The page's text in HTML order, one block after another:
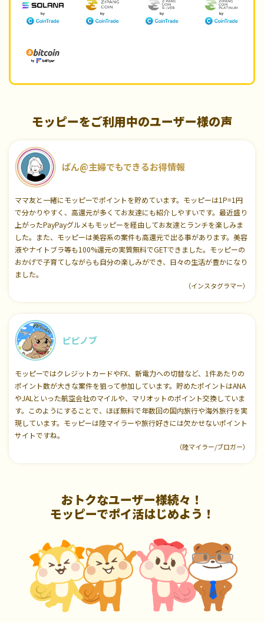
モッピーをご利用中のユーザー様の声
ぱん@主婦でもできるお得情報
ママ友と一緒にモッピーでポイントを貯めています。モッピーは1P=1円
で分かりやすく、高還元が多くてお友達にも紹介しやすいです。最近盛り
上がったPayPayグルメもモッピーを経由してお友達とランチを楽しみま
した。また、モッピーは美容系の案件も高還元で出る事があります。美容
液やナイトブラ等も100%還元の実質無料でGETできました。モッピーの
おかげで子育てしながらも自分の楽しみができ、日々の生活が豊かになり
ました。
（インスタグラマー）
ピピノブ
モッピーではクレジットカードやFX、新電力への切替など、1件あたりの
ポイント数が大きな案件を狙って参加しています。貯めたポイントはANA
やJALといった航空会社のマイルや、マリオットのポイント交換していま
す。このようにすることで、ほぼ無料で年数回の国内旅行や海外旅行を実
現しています。モッピーは陸マイラーや旅行好きには欠かせないポイント
サイトですね。
（陸マイラー/ブロガー）
おトクなユーザー様続々！
モッピーでポイ活はじめよう！